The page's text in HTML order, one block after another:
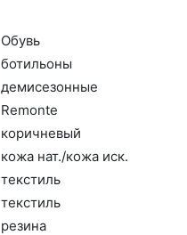
Обувь
бо­тиль­оны
де­мисе­зон­ные
Re­mon­te
ко­рич­не­вый
ко­жа нат./ко­жа иск.
текс­тиль
текс­тиль
ре­зина